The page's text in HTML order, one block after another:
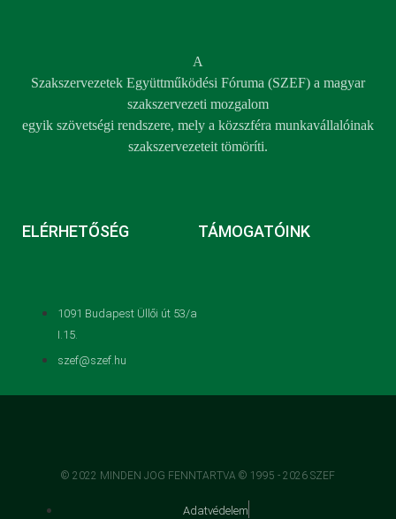
A
Szakszervezetek Együttműködési Fóruma (SZEF) a magyar
szakszervezeti mozgalom
egyik szövetségi rendszere, mely a közszféra munkavállalóinak
szakszervezeteit tömöríti.
ELÉRHETŐSÉG
1091 Budapest Üllői út 53/a
I.15.
szef@szef.hu
TÁMOGATÓINK
© 2022 MINDEN JOG FENNTARTVA © 1995 - 2026 SZEF
Adatvédelem